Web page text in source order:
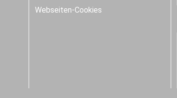
Webseiten-Cookies